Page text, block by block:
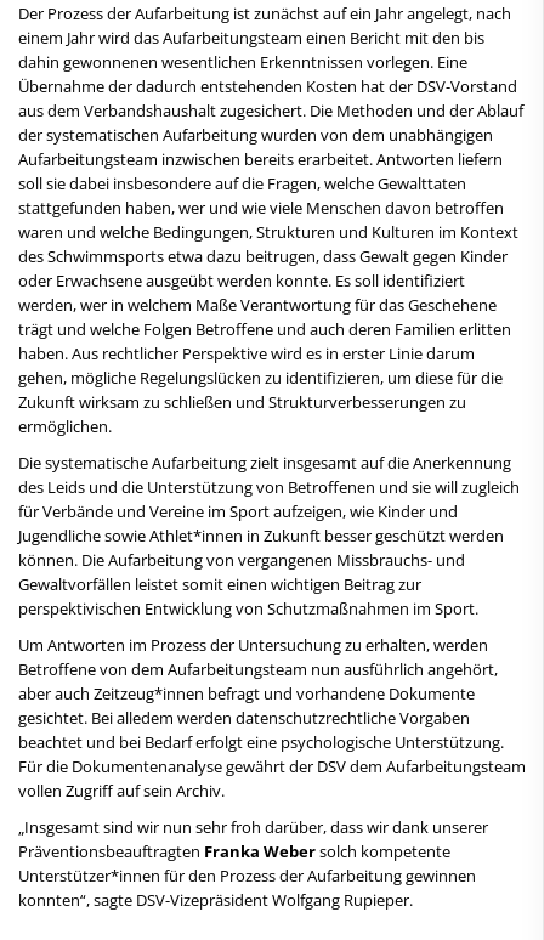
Der Prozess der Aufarbeitung ist zunächst auf ein Jahr angelegt, nach
einem Jahr wird das Aufarbeitungsteam einen Bericht mit den bis
dahin gewonnenen wesentlichen Erkenntnissen vorlegen. Eine
Übernahme der dadurch entstehenden Kosten hat der DSV-Vorstand
aus dem Verbandshaushalt zugesichert. Die Methoden und der Ablauf
der systematischen Aufarbeitung wurden von dem unabhängigen
Aufarbeitungsteam inzwischen bereits erarbeitet. Antworten liefern
soll sie dabei insbesondere auf die Fragen, welche Gewalttaten
stattgefunden haben, wer und wie viele Menschen davon betroffen
waren und welche Bedingungen, Strukturen und Kulturen im Kontext
des Schwimmsports etwa dazu beitrugen, dass Gewalt gegen Kinder
oder Erwachsene ausgeübt werden konnte. Es soll identifiziert
werden, wer in welchem Maße Verantwortung für das Geschehene
trägt und welche Folgen Betroffene und auch deren Familien erlitten
haben. Aus rechtlicher Perspektive wird es in erster Linie darum
gehen, mögliche Regelungslücken zu identifizieren, um diese für die
Zukunft wirksam zu schließen und Strukturverbesserungen zu
ermöglichen.
Die systematische Aufarbeitung zielt insgesamt auf die Anerkennung
des Leids und die Unterstützung von Betroffenen und sie will zugleich
für Verbände und Vereine im Sport aufzeigen, wie Kinder und
Jugendliche sowie Athlet*innen in Zukunft besser geschützt werden
können. Die Aufarbeitung von vergangenen Missbrauchs- und
Gewaltvorfällen leistet somit einen wichtigen Beitrag zur
perspektivischen Entwicklung von Schutzmaßnahmen im Sport.
Um Antworten im Prozess der Untersuchung zu erhalten, werden
Betroffene von dem Aufarbeitungsteam nun ausführlich angehört,
aber auch Zeitzeug*innen befragt und vorhandene Dokumente
gesichtet. Bei alledem werden datenschutzrechtliche Vorgaben
beachtet und bei Bedarf erfolgt eine psychologische Unterstützung.
Für die Dokumentenanalyse gewährt der DSV dem Aufarbeitungsteam
vollen Zugriff auf sein Archiv.
„Insgesamt sind wir nun sehr froh darüber, dass wir dank unserer
Präventionsbeauftragten Franka Webersolch kompetente
Unterstützer*innen für den Prozess der Aufarbeitung gewinnen
konnten“, sagte DSV-Vizepräsident Wolfgang Rupieper.